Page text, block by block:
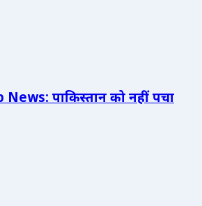
पाकिस्तान को नहीं पचा